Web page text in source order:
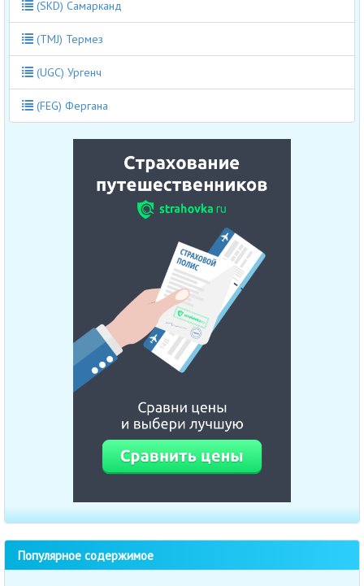
(SKD) Самарканд
(TMJ) Термез
(UGC) Ургенч
(FEG) Фергана
Популярное содержимое